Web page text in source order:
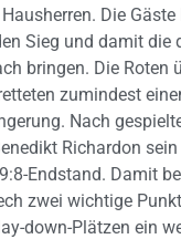
Die
Sieg und damit die
bringen. Die Roten
zumindest
Nach
Richardon
Endstand. Damit
zwei wichtige
down-Plätzen ein